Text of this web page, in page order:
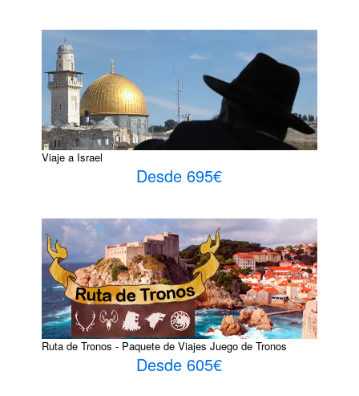
Viaje a Israel
Desde 695€
Ruta de Tronos - Paquete de Viajes Juego de Tronos
Desde 605€